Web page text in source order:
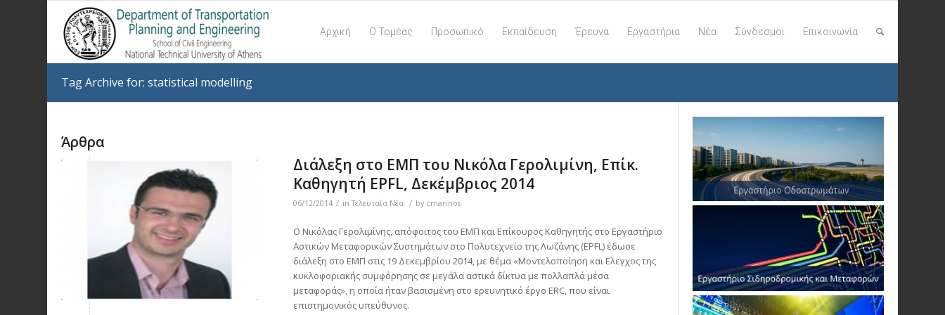
Αρχική Ο Τομέας Προσωπικό Εκπαίδευση Έρευνα Εργαστήρια Νέα Σύνδεσμοι Επικοινωνία
Tag Archive for: statistical modelling
Άρθρα
Διάλεξη στο ΕΜΠ του Νικόλα Γερολιμίνη, Επίκ.
Καθηγητή EPFL, Δεκέμβριος 2014
06/12/2014 / inΤελευταία Νέα / by cmarinos
Ο Νικόλας Γερολιμίνης, απόφοιτος του ΕΜΠ και Επίκουρος Καθηγητής στο Εργαστήριο
Αστικών Μεταφορικών Συστημάτων στο Πολυτεχνείο της Λωζάνης (EPFL) έδωσε
διάλεξη στο ΕΜΠ στις 19 Δεκεμβρίου 2014, με θέμα «Μοντελοποίηση και Ελεγχος της
κυκλοφοριακής συμφόρησης σε μεγάλα αστικά δίκτυα με πολλαπλά μέσα
μεταφοράς», η οποία ήταν βασισμένη στο ερευνητικό έργο ERC, που είναι
επιστημονικός υπεύθυνος.